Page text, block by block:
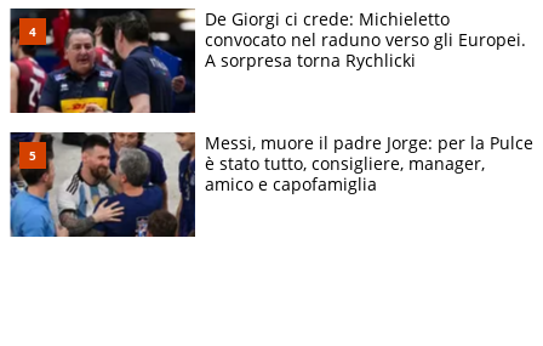
De Giorgi ci crede: Michieletto
convocato nel raduno verso gli Europei.
A sorpresa torna Rychlicki
Messi, muore il padre Jorge: per la Pulce
è stato tutto, consigliere, manager,
amico e capofamiglia